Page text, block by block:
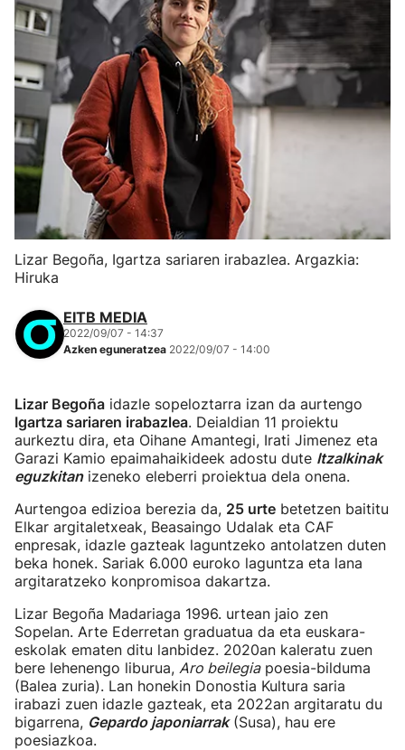
Lizar Begoña, Igartza sariaren irabazlea. Argazkia:
Hiruka
EITB MEDIA
2022/09/07 - 14:37
Azken eguneratzea 2022/09/07 - 14:00
Lizar Begoña idazle sopeloztarra izan da aurtengo
Igartza sariaren irabazlea. Deialdian 11 proiektu
aurkeztu dira, eta Oihane Amantegi, Irati Jimenez eta
Garazi Kamio epaimahaikideek adostu dute Itzalkinak
eguzkitanizeneko eleberri proiektua dela onena.
Aurtengoa edizioa berezia da, 25 urte betetzen baititu
Elkar argitaletxeak, Beasaingo Udalak eta CAF
enpresak, idazle gazteak laguntzeko antolatzen duten
beka honek. Sariak 6.000 euroko laguntza eta lana
argitaratzeko konpromisoa dakartza.
Lizar Begoña Madariaga 1996. urtean jaio zen
Sopelan. Arte Ederretan graduatua da eta euskara-
eskolak ematen ditu lanbidez. 2020an kaleratu zuen
bere lehenengo liburua, Aro beilegiapoesia-bilduma
(Balea zuria). Lan honekin Donostia Kultura saria
irabazi zuen idazle gazteak, eta 2022an argitaratu du
bigarrena, Gepardo japoniarrak(Susa), hau ere
poesiazkoa.